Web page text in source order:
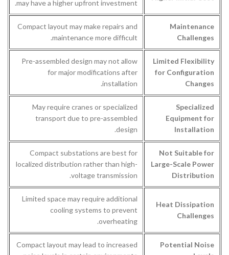
may have a higher upfront investment.
Maintenance
Challenges
Compact layout may make repairs and
maintenance more difficult.
Limited Flexibility
for Configuration
Changes
Pre-assembled design may not allow
for major modifications after
installation.
Specialized
Equipment for
Installation
May require cranes or specialized
transport due to pre-assembled
design.
Not Suitable for
Large-Scale Power
Distribution
Compact substations are best for
localized distribution rather than high-
voltage transmission.
Heat Dissipation
Challenges
Limited space may require additional
cooling systems to prevent
overheating.
Potential Noise
Compact layout may lead to increased